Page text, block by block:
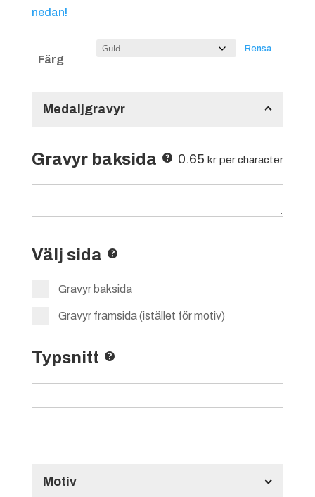
nedan!
Färg
Rensa
Medaljgravyr
Gravyr baksida 0.65kr per character
Välj sida
Gravyr baksida
Gravyr framsida (istället för motiv)
Typsnitt
Motiv